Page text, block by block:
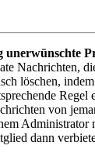
unerwünschte
Nachrichten,
löschen,
Regel
von
Administrator
dann